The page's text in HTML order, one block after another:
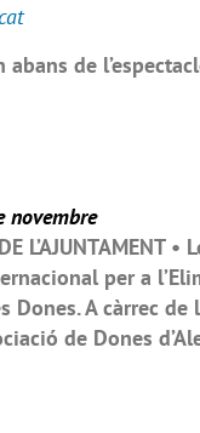
de
novembre
L’AJUNTAMENT •
per a
Dones. A càrrec de
de Dones